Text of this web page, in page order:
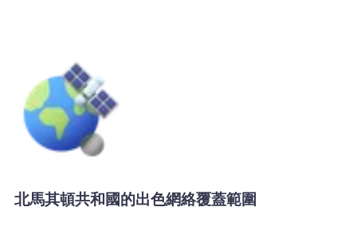
北馬其頓共和國的出色網絡覆蓋範圍